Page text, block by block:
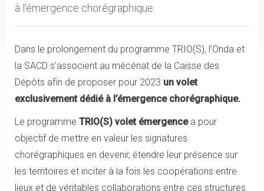
à l’émergence chorégraphique.
Dans le prolongement du programme TRIO(S), l’Onda et
la SACD s’associent au mécénat de la Caisse des
Dépôts afin de proposer pour 2023 un volet
exclusivement dédié à l’émergence chorégraphique.
Le programme TRIO(S) volet émergencea pour
objectif de mettre en valeur les signatures
chorégraphiques en devenir, étendre leur présence sur
les territoires et inciter à la fois les coopérations entre
lieux et de véritables collaborations entre ces structures